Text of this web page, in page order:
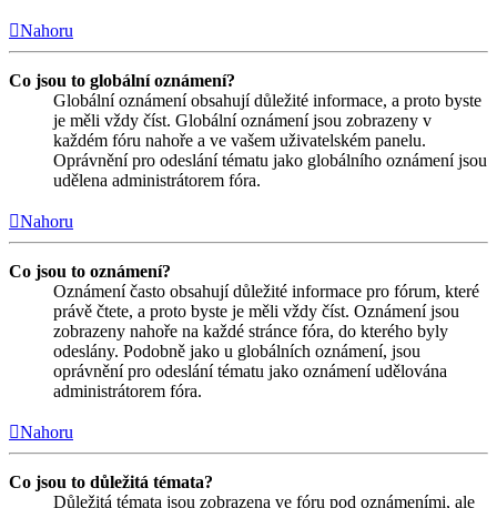
Nahoru
Co jsou to globální oznámení?
Globální oznámení obsahují důležité informace, a proto byste
je měli vždy číst. Globální oznámení jsou zobrazeny v
každém fóru nahoře a ve vašem uživatelském panelu.
Oprávnění pro odeslání tématu jako globálního oznámení jsou
udělena administrátorem fóra.
Nahoru
Co jsou to oznámení?
Oznámení často obsahují důležité informace pro fórum, které
právě čtete, a proto byste je měli vždy číst. Oznámení jsou
zobrazeny nahoře na každé stránce fóra, do kterého byly
odeslány. Podobně jako u globálních oznámení, jsou
oprávnění pro odeslání tématu jako oznámení udělována
administrátorem fóra.
Nahoru
Co jsou to důležitá témata?
Důležitá témata jsou zobrazena ve fóru pod oznámeními, ale